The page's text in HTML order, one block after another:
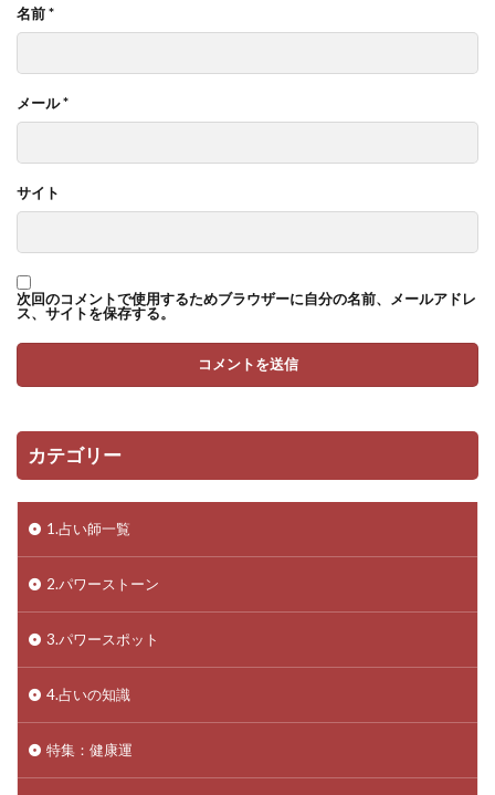
名前*
メール*
サイト
次回のコメントで使用するためブラウザーに自分の名前、メールアドレ
ス、サイトを保存する。
カテゴリー
1.占い師一覧
2.パワーストーン
3.パワースポット
4.占いの知識
特集：健康運